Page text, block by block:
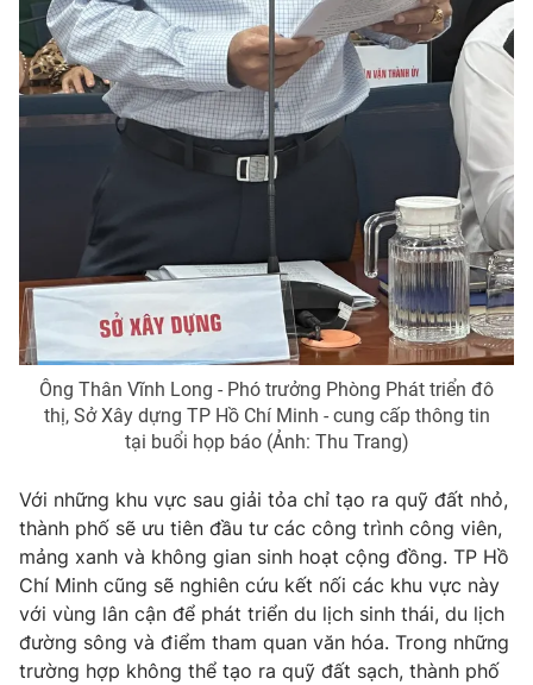
THỜI BÁO VTV
Cơ quan chủ quản:Đài Truyền hình Việt Nam
Cơ quan báo chí:Thời báo VTV
Giấy phép hoạt động báo in và báo điện tử số 483/GP-BTTTT
cấp ngày 29/12/2023
Tổng Biên tập: Vũ Thanh Thủy
Phó Tổng Biên tập:Nguyễn Thị Mỹ Hạnh, Phạm Quốc Thắng,
Tổng đài VTV:024.38 355 931 - 024.38 355 932
Ðiện thoại Thời báo VTV:024.66 897 897
Email: toasoan@vtv.vn
Liên hệ quảng cáo:
024-7300.7108
Ông Thân Vĩnh Long - Phó trưởng Phòng Phát triển đô
thị, Sở Xây dựng TP Hồ Chí Minh - cung cấp thông tin
tại buổi họp báo (Ảnh: Thu Trang)
Với những khu vực sau giải tỏa chỉ tạo ra quỹ đất nhỏ,
thành phố sẽ ưu tiên đầu tư các công trình công viên,
mảng xanh và không gian sinh hoạt cộng đồng. TP Hồ
Chí Minh cũng sẽ nghiên cứu kết nối các khu vực này
với vùng lân cận để phát triển du lịch sinh thái, du lịch
đường sông và điểm tham quan văn hóa. Trong những
trường hợp không thể tạo ra quỹ đất sạch, thành phố